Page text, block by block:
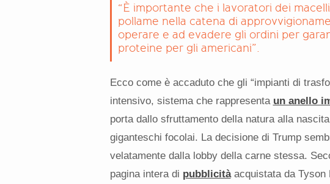
“È importante che i lavoratori dei
pollame nella catena di
operare e ad evadere gli ordini per
proteine per gli americani”.
Ecco come è accaduto che gli “impianti di
intensivo, sistema che rappresenta un anello
porta dallo sfruttamento della natura alla
giganteschi focolai. La decisione di Trump
velatamente dalla lobby della carne stessa.
pagina intera di pubblicitàacquistata da Tyson